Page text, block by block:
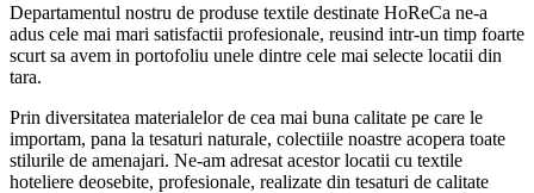
Departamentul nostru de produse textile destinate HoReCa ne-a
adus cele mai mari satisfactii profesionale, reusind intr-un timp foarte
scurt sa avem in portofoliu unele dintre cele mai selecte locatii din
tara.
Prin diversitatea materialelor de cea mai buna calitate pe care le
importam, pana la tesaturi naturale, colectiile noastre acopera toate
stilurile de amenajari. Ne-am adresat acestor locatii cu textile
hoteliere deosebite, profesionale, realizate din tesaturi de calitate